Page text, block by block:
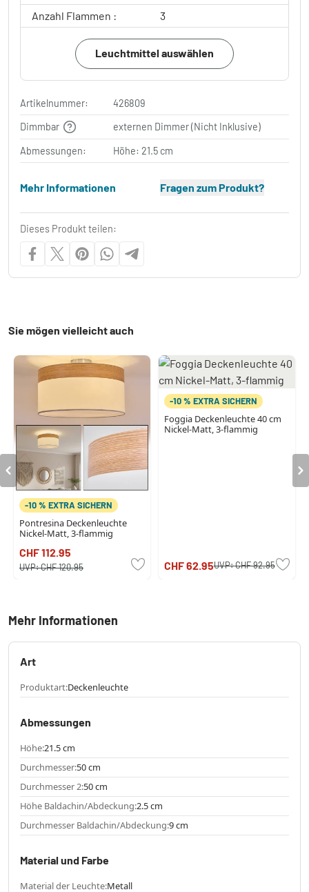
Anzahl Flammen :
3
Leuchtmittel auswählen
Artikelnummer:
426809
Dimmbar
externen Dimmer (Nicht Inklusive)
Abmessungen: Höhe: 21.5 cm
Mehr Informationen Fragen zum Produkt?
Dieses Produkt teilen:
Sie mögen vielleicht auch
-10 % EXTRA SICHERN
Pontresina Deckenleuchte
Nickel-Matt, 3-flammig
CHF 112.95
UVP:CHF 120.95
-10 % EXTRA SICHERN
Foggia Deckenleuchte 40 cm
Nickel-Matt, 3-flammig
CHF 62.95UVP:CHF 92.95
Mehr Informationen
Art
Produktart:Deckenleuchte
Abmessungen
Höhe:21.5 cm
Durchmesser:50 cm
Durchmesser 2:50 cm
Höhe Baldachin/Abdeckung:2.5 cm
Durchmesser Baldachin/Abdeckung:9 cm
Material und Farbe
Material der Leuchte:Metall